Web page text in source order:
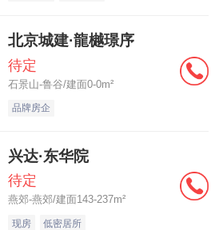
北京城建·龍樾璟序
待定
石景山-鲁谷/建面0-0m²
品牌房企
兴达·东华院
待定
燕郊-燕郊/建面143-237m²
现房 低密居所